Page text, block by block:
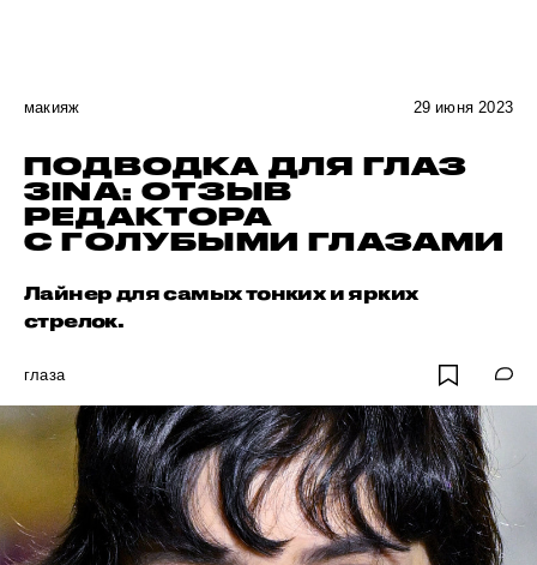
макияж 29 июня 2023
ПОДВОДКА ДЛЯ ГЛАЗ
3INA: ОТЗЫВ
РЕДАКТОРА
С ГОЛУБЫМИ ГЛАЗАМИ
Лайнер для самых тонких и ярких
стрелок.
глаза